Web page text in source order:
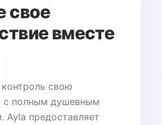
свое
вместе
свою
с полным душевным
Ayla предоставляет